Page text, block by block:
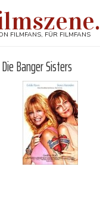
FILMFANS, FÜR FILMFANS
Banger Sisters